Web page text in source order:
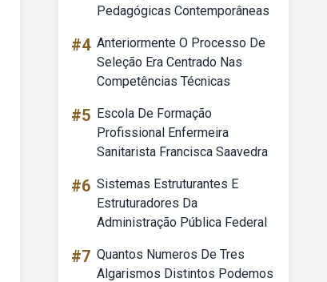
Pedagógicas Contemporâneas
#4 Anteriormente O Processo De
Seleção Era Centrado Nas
Competências Técnicas
#5 Escola De Formação
Profissional Enfermeira
Sanitarista Francisca Saavedra
#6 Sistemas Estruturantes E
Estruturadores Da
Administração Pública Federal
#7 Quantos Numeros De Tres
Algarismos Distintos Podemos